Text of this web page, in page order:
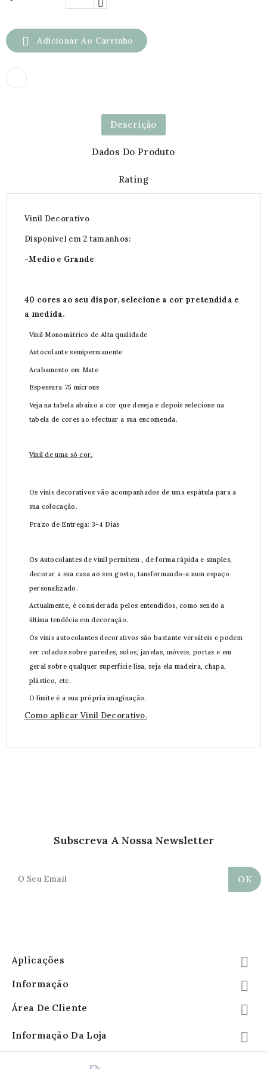
 Adicionar Ao Carrinho
Descrição
Dados Do Produto
Rating
Vinil Decorativo
Disponivel em 2 tamanhos:
-Medio e Grande
40 cores ao seu dispor, selecione a cor pretendida e
a medida.
Vinil Monomátrico de Alta qualidade
Autocolante semipermanente
Acabamento em Mate
Espessura 75 microns
Veja na tabela abaixo a cor que deseja e depois selecione na
tabela de cores ao efectuar a sua encomenda.
Vinil de uma só cor.
Os vinis decorativos vão acompanhados de uma espátula para a
sua colocação.
Prazo de Entrega: 3-4 Dias
Os Autocolantes de vinil permitem , de forma rápida e simples,
decorar a sua casa ao seu gosto, tansformando-a num espaço
personalizado.
Actualmente, é considerada pelos entendidos, como sendo a
última tendêcia em decoração.
Os vinis autocolantes decorativos são bastante versáteis e podem
ser colados sobre paredes, solos, janelas, móveis, portas e em
geral sobre qualquer superficie lisa, seja ela madeira, chapa,
plástico, etc.
O limite é a sua própria imaginação.
Como aplicar Vinil Decorativo.
Subscreva A Nossa Newsletter
Aplicações 
Informação 
Área De Cliente 
Informação Da Loja 